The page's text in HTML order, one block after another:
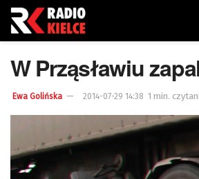
W Prząsławiu
Ewa Golińska 2014-07-29 14:38 1 min.